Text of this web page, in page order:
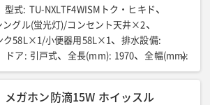
型式: TU-NXLTF4WISMトク・ヒキド
ングル(蛍光灯)/コンセント天井×2
ク58L×1/小便器用58L×1 排水設備:
ドア : 引戸式 全長(mm): 1970 全幅(mm):
質量(kg): 800 装備①:
ポンプ
装備③: 手洗器/ペーパーホルダー
メガホン防滴15W ホイッスル